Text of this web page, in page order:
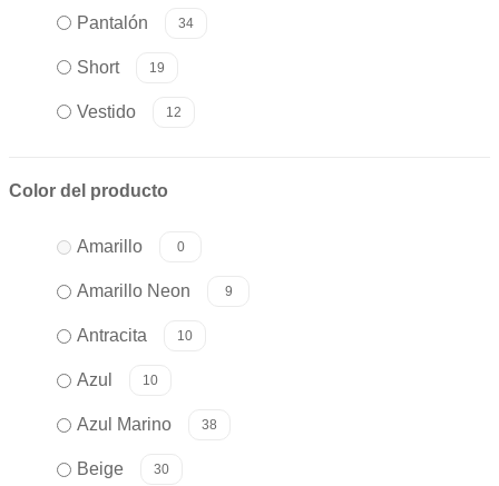
Pantalón 34
Short 19
Vestido 12
Color del producto
Amarillo 0
Amarillo Neon 9
Antracita 10
Azul 10
Azul Marino 38
Beige 30